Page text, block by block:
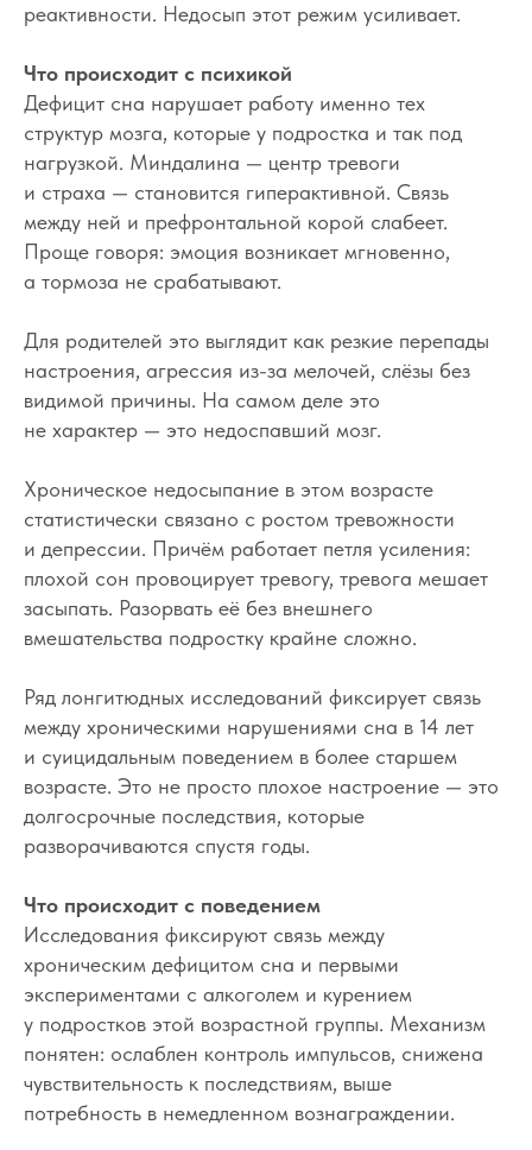
реактивности. Недосып этот режим усиливает.
Что происходит с психикой
Дефицит сна нарушает работу именно тех
структур мозга, которые у подростка и так под
нагрузкой. Миндалина — центр тревоги
и страха — становится гиперактивной. Связь
между ней и префронтальной корой слабеет.
Проще говоря: эмоция возникает мгновенно,
а тормоза не срабатывают.
Для родителей это выглядит как резкие перепады
настроения, агрессия из-за мелочей, слёзы без
видимой причины. На самом деле это
не характер — это недоспавший мозг.
Хроническое недосыпание в этом возрасте
статистически связано с ростом тревожности
и депрессии. Причём работает петля усиления:
плохой сон провоцирует тревогу, тревога мешает
засыпать. Разорвать её без внешнего
вмешательства подростку крайне сложно.
Ряд лонгитюдных исследований фиксирует связь
между хроническими нарушениями сна в 14 лет
и суицидальным поведением в более старшем
возрасте. Это не просто плохое настроение — это
долгосрочные последствия, которые
разворачиваются спустя годы.
Что происходит с поведением
Исследования фиксируют связь между
хроническим дефицитом сна и первыми
экспериментами с алкоголем и курением
у подростков этой возрастной группы. Механизм
понятен: ослаблен контроль импульсов, снижена
чувствительность к последствиям, выше
потребность в немедленном вознаграждении.